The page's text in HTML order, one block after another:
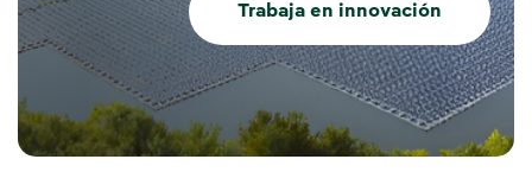
Trabaja en innovación